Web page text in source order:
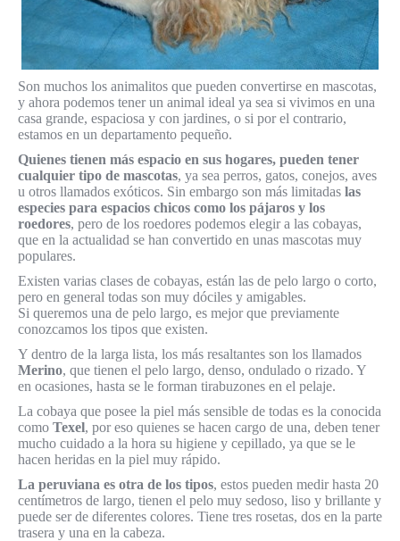
Son muchos los animalitos que pueden convertirse en mascotas,
y ahora podemos tener un animal ideal ya sea si vivimos en una
casa grande, espaciosa y con jardines, o si por el contrario,
estamos en un departamento pequeño.
Quienes tienen más espacio en sus hogares, pueden tener
cualquier tipo de mascotas, ya sea perros, gatos, conejos, aves
u otros llamados exóticos. Sin embargo son más limitadas las
especies para espacios chicos como los pájaros y los
roedores, pero de los roedores podemos elegir a las cobayas,
que en la actualidad se han convertido en unas mascotas muy
populares.
Existen varias clases de cobayas, están las de pelo largo o corto,
pero en general todas son muy dóciles y amigables.
Si queremos una de pelo largo, es mejor que previamente
conozcamos los tipos que existen.
Y dentro de la larga lista, los más resaltantes son los llamados
Merino, que tienen el pelo largo, denso, ondulado o rizado. Y
en ocasiones, hasta se le forman tirabuzones en el pelaje.
La cobaya que posee la piel más sensible de todas es la conocida
como Texel, por eso quienes se hacen cargo de una, deben tener
mucho cuidado a la hora su higiene y cepillado, ya que se le
hacen heridas en la piel muy rápido.
La peruviana es otra de los tipos, estos pueden medir hasta 20
centímetros de largo, tienen el pelo muy sedoso, liso y brillante y
puede ser de diferentes colores. Tiene tres rosetas, dos en la parte
trasera y una en la cabeza.